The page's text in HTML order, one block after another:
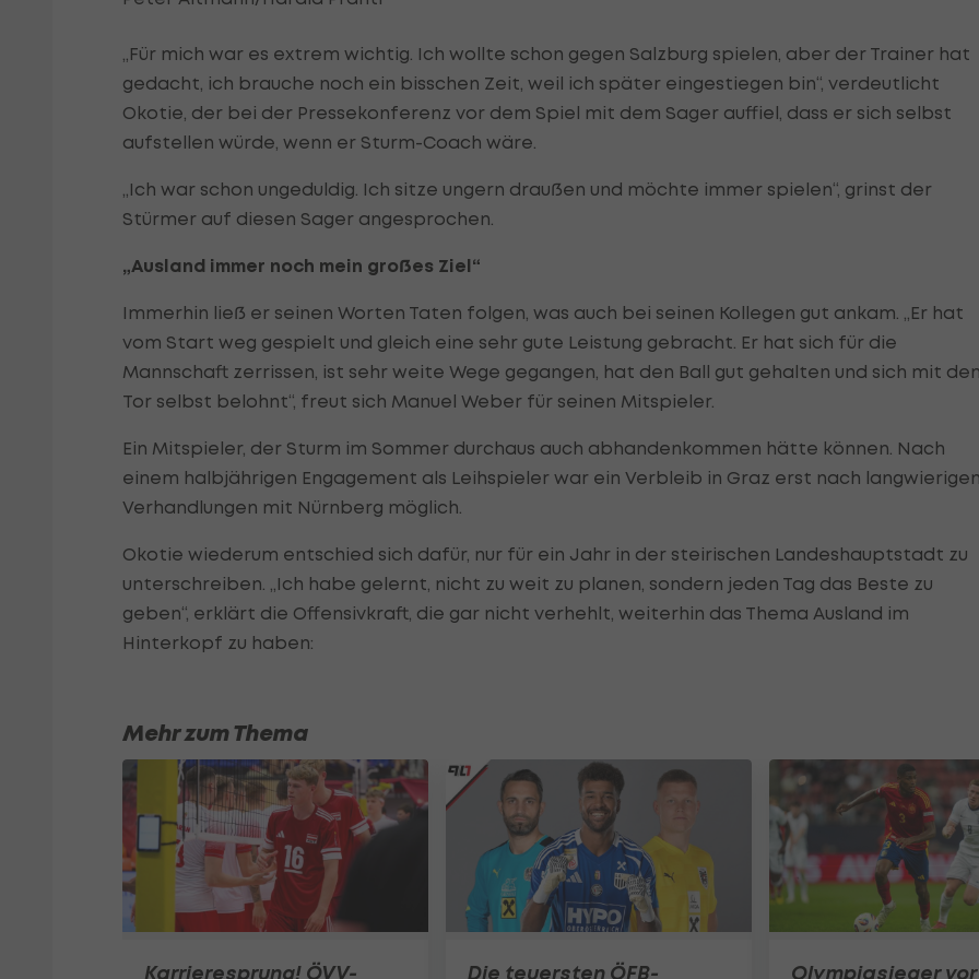
„Für mich war es extrem wichtig. Ich wollte schon gegen Salzburg spielen, aber der Trainer hat
gedacht, ich brauche noch ein bisschen Zeit, weil ich später eingestiegen bin“, verdeutlicht
Okotie, der bei der Pressekonferenz vor dem Spiel mit dem Sager auffiel, dass er sich selbst
aufstellen würde, wenn er Sturm-Coach wäre.
„Ich war schon ungeduldig. Ich sitze ungern draußen und möchte immer spielen“, grinst der
Stürmer auf diesen Sager angesprochen.
„Ausland immer noch mein großes Ziel“
Immerhin ließ er seinen Worten Taten folgen, was auch bei seinen Kollegen gut ankam. „Er hat
vom Start weg gespielt und gleich eine sehr gute Leistung gebracht. Er hat sich für die
Mannschaft zerrissen, ist sehr weite Wege gegangen, hat den Ball gut gehalten und sich mit
Tor selbst belohnt“, freut sich Manuel Weber für seinen Mitspieler.
Ein Mitspieler, der Sturm im Sommer durchaus auch abhandenkommen hätte können. Nach
einem halbjährigen Engagement als Leihspieler war ein Verbleib in Graz erst nach
Verhandlungen mit Nürnberg möglich.
Okotie wiederum entschied sich dafür, nur für ein Jahr in der steirischen Landeshauptstadt zu
unterschreiben. „Ich habe gelernt, nicht zu weit zu planen, sondern jeden Tag das Beste zu
geben“, erklärt die Offensivkraft, die gar nicht verhehlt, weiterhin das Thema Ausland im
Hinterkopf zu haben:
Mehr zum Thema
Karrieresprung! ÖVV- Die teuersten ÖFB- Olympiasieger vor